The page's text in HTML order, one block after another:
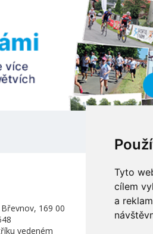
Tyto
cílem
a
169 00
vedeném